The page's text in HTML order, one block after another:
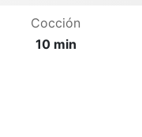
Cocción
10 min